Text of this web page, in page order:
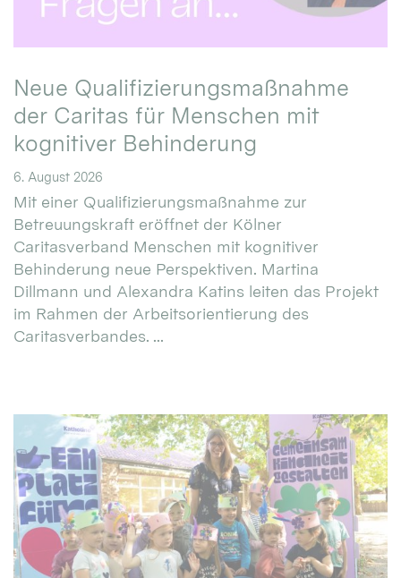
Neue Qualifizierungsmaßnahme
der Caritas für Menschen mit
kognitiver Behinderung
6. August 2026
Mit einer Qualifizierungsmaßnahme zur
Betreuungskraft eröffnet der Kölner
Caritasverband Menschen mit kognitiver
Behinderung neue Perspektiven. Martina
Dillmann und Alexandra Katins leiten das Projekt
im Rahmen der Arbeitsorientierung des
Caritasverbandes. ...